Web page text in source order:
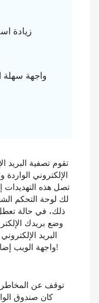
تقوم تصفية البريد
الإلكتروني
لك لوحة التحكم
ذلك، في حالة
وضع بريدك
البريد
واجهة الويب إضافة إلى استمرارية البريد الإلكتروني الوارد!
توقف عن المخاطرة
كان صندوق